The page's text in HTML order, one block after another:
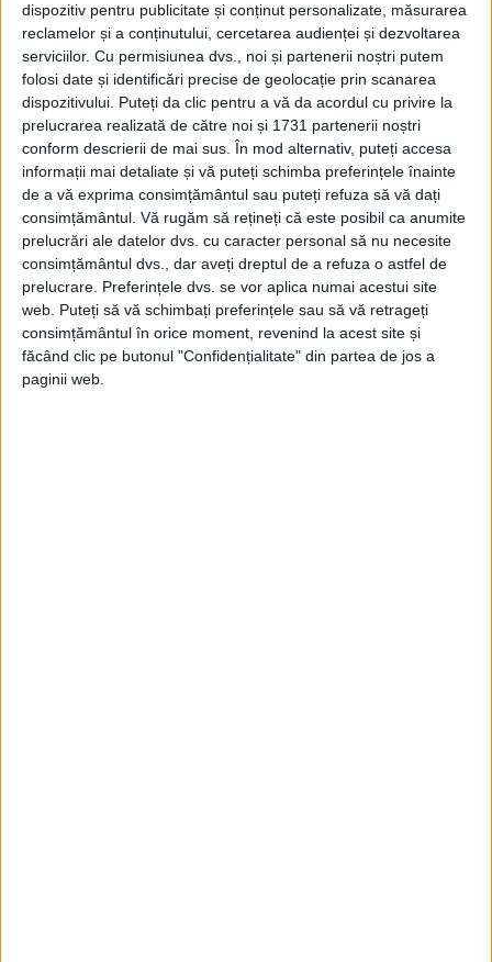
dispozitiv pentru publicitate și conținut personalizate, măsurarea
reclamelor și a conținutului, cercetarea audienței și dezvoltarea
serviciilor. Cu permisiunea dvs., noi și partenerii noștri putem
folosi date și identificări precise de geolocație prin scanarea
dispozitivului. Puteți da clic pentru a vă da acordul cu privire la
prelucrarea realizată de către noi și 1731 partenerii noștri
conform descrierii de mai sus. În mod alternativ, puteți accesa
informații mai detaliate și vă puteți schimba preferințele înainte
de a vă exprima consimțământul sau puteți refuza să vă dați
consimțământul. Vă rugăm să rețineți că este posibil ca anumite
prelucrări ale datelor dvs. cu caracter personal să nu necesite
consimțământul dvs., dar aveți dreptul de a refuza o astfel de
prelucrare. Preferințele dvs. se vor aplica numai acestui site
web. Puteți să vă schimbați preferințele sau să vă retrageți
consimțământul în orice moment, revenind la acest site și
făcând clic pe butonul "Confidențialitate" din partea de jos a
paginii web.
Ce i-a făcut Hitler celui mai tânăr primar al oraşului Köln şi
celui mai bătrân cancelar
Konrad Hermann Joseph Adenauer s-a născut pe 5 ianuarie
1876 în oraşul german Köln.
ARTICOLE ONLINE